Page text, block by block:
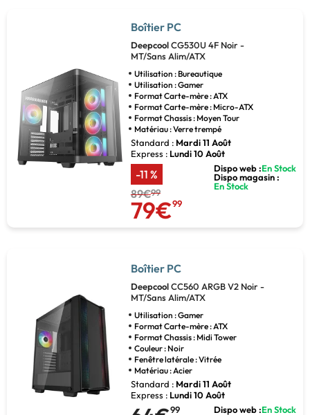
Boîtier PC
DeepcoolCG530U 4F Noir -
MT/Sans Alim/ATX
Utilisation : Bureautique
Utilisation : Gamer
Format Carte-mère : ATX
Format Carte-mère : Micro-ATX
Format Chassis : Moyen Tour
Matériau : Verre trempé
Standard : Mardi 11 Août
Express : Lundi 10 Août
-11 %
89€99
79€99
Dispo web :En Stock
Dispo magasin :
En Stock
Boîtier PC
DeepcoolCC560 ARGB V2 Noir -
MT/Sans Alim/ATX
Utilisation : Gamer
Format Carte-mère : ATX
Format Chassis : Midi Tower
Couleur : Noir
Fenêtre latérale : Vitrée
Matériau : Acier
Standard : Mardi 11 Août
Express : Lundi 10 Août
99 Dispo web :En Stock